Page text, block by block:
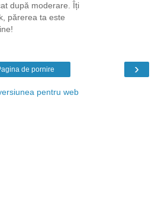
după moderare. Îți
părerea ta este
›
de pornire
pentru web